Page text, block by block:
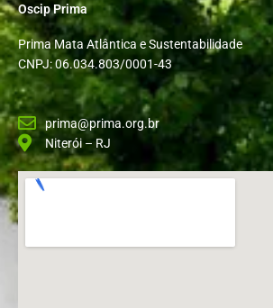
Oscip Prima
Prima Mata Atlântica e Sustentabilidade
CNPJ: 06.034.803/0001-43
prima@prima.org.br
Niterói – RJ